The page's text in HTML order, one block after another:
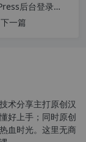
隐藏WordPress后台登录地址插件 WPS Hide Login v1.9.3 汉化中文版
下一篇
U 盘：
术分享主打原创汉
好上手；同时原创
血时光。这里无商